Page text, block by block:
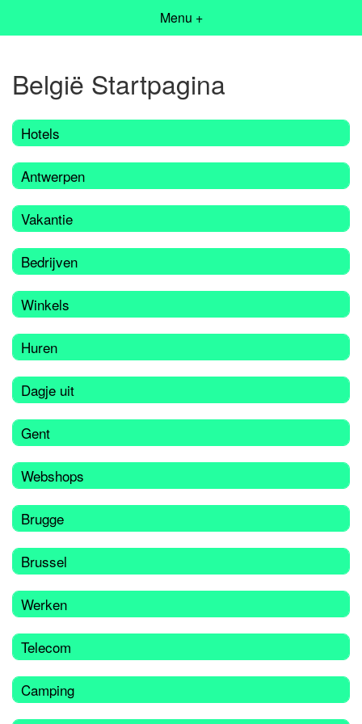
Menu +
België Startpagina
Hotels
Antwerpen
Vakantie
Bedrijven
Winkels
Huren
Dagje uit
Gent
Webshops
Brugge
Brussel
Werken
Telecom
Camping